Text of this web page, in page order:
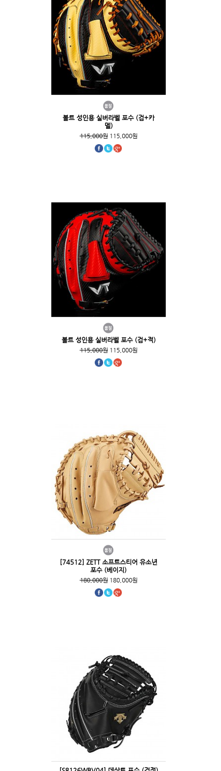
볼트 성인용 실버라벨 포수 (검+카
멜)
115,000원115,000원
볼트 성인용 실버라벨 포수 (검+적)
115,000원115,000원
[74512] ZETT 소프트스티어 유소년
포수 (베이지)
180,000원180,000원